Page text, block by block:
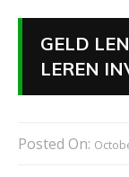
GELD
LEREN
Posted On: